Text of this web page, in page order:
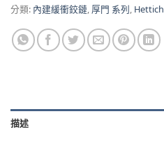
分類: 內建緩衝鉸鏈, 厚門 系列, Hettich
描述